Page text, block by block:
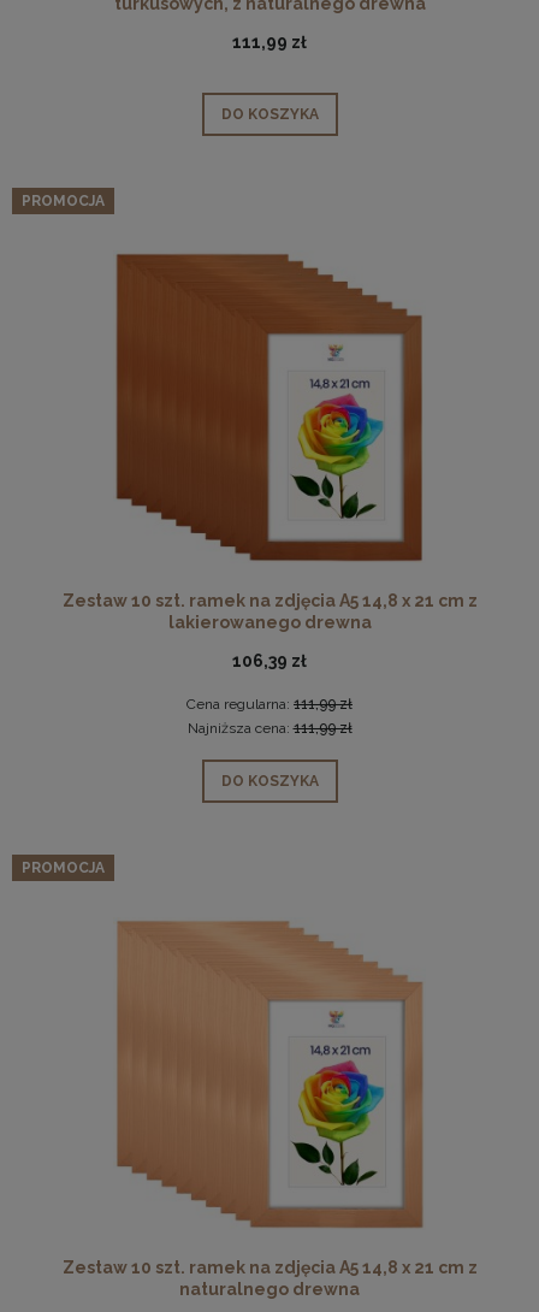
111,99 zł
DO KOSZYKA
Zestaw 10 szt. ramek na zdjęcia A5 14,8 x 21 cm z
lakierowanego drewna
106,39 zł
Cena regularna: 111,99 zł
Najniższa cena:111,99 zł
DO KOSZYKA
PROMOCJA
Zestaw 10 szt. ramek na zdjęcia A5 14,8 x 21 cm z
naturalnego drewna
PROMOCJA